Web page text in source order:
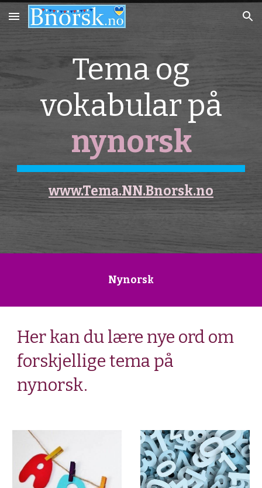
Skip to main content Skip to navigation
Tema og
vokabular på
nynorsk
www.Tema.NN.Bnorsk.no
Nynorsk
Her kan du lære nye ord om
forskjellige tema på
nynorsk.